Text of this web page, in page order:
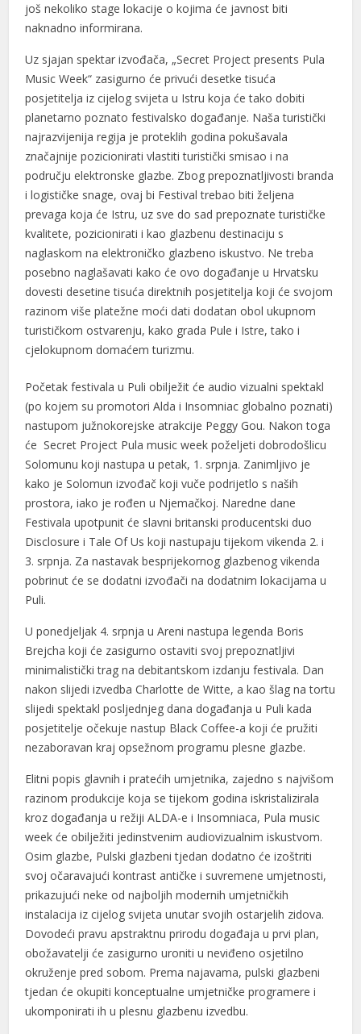
još nekoliko stage lokacije o kojima će javnost biti
naknadno informirana.
Uz sjajan spektar izvođača, „Secret Project presents Pula
Music Week“ zasigurno će privući desetke tisuća
posjetitelja iz cijelog svijeta u Istru koja će tako dobiti
planetarno poznato festivalsko događanje. Naša turistički
najrazvijenija regija je proteklih godina pokušavala
značajnije pozicionirati vlastiti turistički smisao i na
području elektronske glazbe. Zbog prepoznatljivosti branda
i logističke snage, ovaj bi Festival trebao biti željena
prevaga koja će Istru, uz sve do sad prepoznate turističke
kvalitete, pozicionirati i kao glazbenu destinaciju s
naglaskom na elektroničko glazbeno iskustvo. Ne treba
posebno naglašavati kako će ovo događanje u Hrvatsku
dovesti desetine tisuća direktnih posjetitelja koji će svojom
razinom više platežne moći dati dodatan obol ukupnom
turističkom ostvarenju, kako grada Pule i Istre, tako i
cjelokupnom domaćem turizmu.
Početak festivala u Puli obilježit će audio vizualni spektakl
(po kojem su promotori Alda i Insomniac globalno poznati)
nastupom južnokorejske atrakcije Peggy Gou. Nakon toga
će Secret Project Pula music week poželjeti dobrodošlicu
Solomunu koji nastupa u petak, 1. srpnja. Zanimljivo je
kako je Solomun izvođač koji vuče podrijetlo s naših
prostora, iako je rođen u Njemačkoj. Naredne dane
Festivala upotpunit će slavni britanski producentski duo
Disclosure i Tale Of Us koji nastupaju tijekom vikenda 2. i
3. srpnja. Za nastavak besprijekornog glazbenog vikenda
pobrinut će se dodatni izvođači na dodatnim lokacijama u
Puli.
U ponedjeljak 4. srpnja u Areni nastupa legenda Boris
Brejcha koji će zasigurno ostaviti svoj prepoznatljivi
minimalistički trag na debitantskom izdanju festivala. Dan
nakon slijedi izvedba Charlotte de Witte, a kao šlag na tortu
slijedi spektakl posljednjeg dana događanja u Puli kada
posjetitelje očekuje nastup Black Coffee-a koji će pružiti
nezaboravan kraj opsežnom programu plesne glazbe.
Elitni popis glavnih i pratećih umjetnika, zajedno s najvišom
razinom produkcije koja se tijekom godina iskristalizirala
kroz događanja u režiji ALDA-e i Insomniaca, Pula music
week će obilježiti jedinstvenim audiovizualnim iskustvom.
Osim glazbe, Pulski glazbeni tjedan dodatno će izoštriti
svoj očaravajući kontrast antičke i suvremene umjetnosti,
prikazujući neke od najboljih modernih umjetničkih
instalacija iz cijelog svijeta unutar svojih ostarjelih zidova.
Dovodeći pravu apstraktnu prirodu događaja u prvi plan,
obožavatelji će zasigurno uroniti u neviđeno osjetilno
okruženje pred sobom. Prema najavama, pulski glazbeni
tjedan će okupiti konceptualne umjetničke programere i
ukomponirati ih u plesnu glazbenu izvedbu.